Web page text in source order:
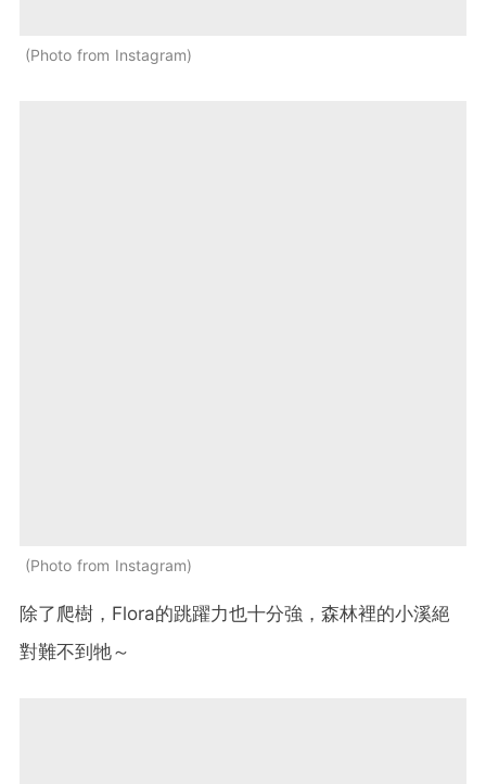
Photo from Instagram
Photo from Instagram
除了爬樹，Flora的跳躍力也十分強，森林裡的小溪絕
對難不到牠～